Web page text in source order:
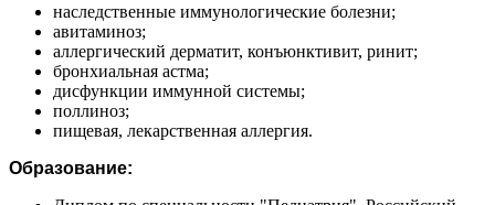
наследственные иммунологические болезни;
авитаминоз;
аллергический дерматит, конъюнктивит, ринит;
бронхиальная астма;
дисфункции иммунной системы;
поллиноз;
пищевая, лекарственная аллергия.
Образование: